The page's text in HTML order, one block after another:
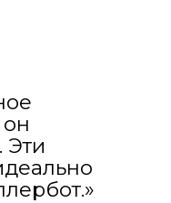
Эти